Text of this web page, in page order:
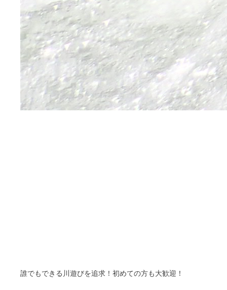
誰でもできる川遊びを追求！初めての方も大歓迎！